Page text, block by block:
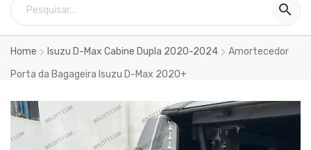

Home Isuzu D-Max Cabine Dupla 2020-2024
Amortecedor
Porta da Bagageira Isuzu D-Max 2020+